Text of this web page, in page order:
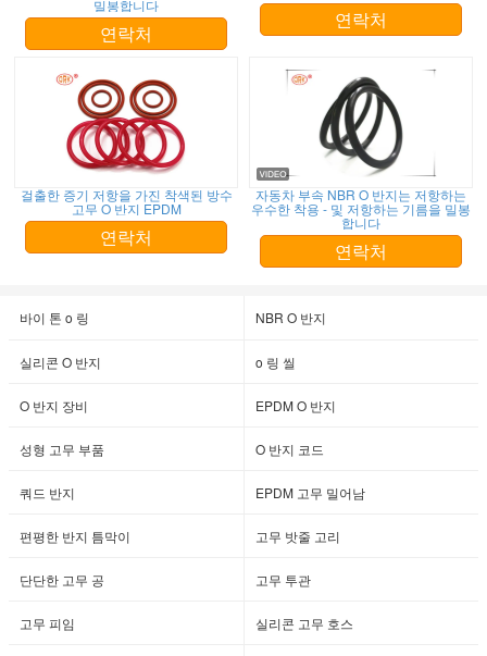
밀봉합니다
연락처
연락처
걸출한 증기 저항을 가진 착색된 방수
고무 O 반지 EPDM
연락처
자동차 부속 NBR O 반지는 저항하는
우수한 착용 - 및 저항하는 기름을 밀봉
합니다
연락처
바이 톤 o 링 NBR O 반지
실리콘 O 반지 o 링 씰
O 반지 장비 EPDM O 반지
성형 고무 부품 O 반지 코드
쿼드 반지 EPDM 고무 밀어남
편평한 반지 틈막이 고무 밧줄 고리
단단한 고무 공 고무 투관
고무 피임 실리콘 고무 호스